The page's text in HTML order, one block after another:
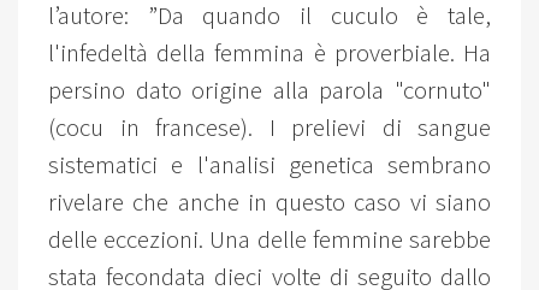
l’autore: ”Da quando il cuculo è tale,
l'infedeltà della femmina è proverbiale. Ha
persino dato origine alla parola "cornuto"
(cocu in francese). I prelievi di sangue
sistematici e l'analisi genetica sembrano
rivelare che anche in questo caso vi siano
delle eccezioni. Una delle femmine sarebbe
stata fecondata dieci volte di seguito dallo